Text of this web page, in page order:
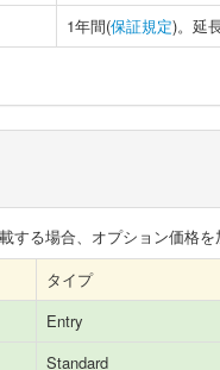
1年間(保証規定)。延
る場合、オプション価格を
タイプ
Entry
Standard